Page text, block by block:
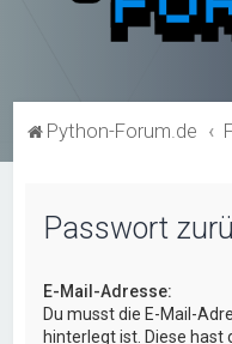
Python-Forum.de
Passwort
E-Mail-Adresse:
Du musst die E-Mail-
hinterlegt ist. Diese hast